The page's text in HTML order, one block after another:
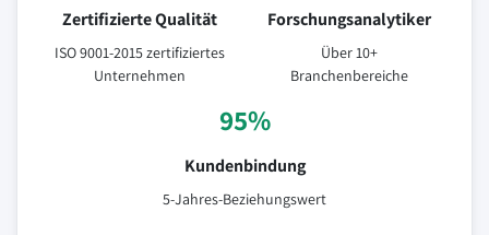
Zertifizierte Qualität
ISO 9001-2015 zertifiziertes
Unternehmen
Forschungsanalytiker
Über 10+
Branchenbereiche
95%
Kundenbindung
5-Jahres-Beziehungswert